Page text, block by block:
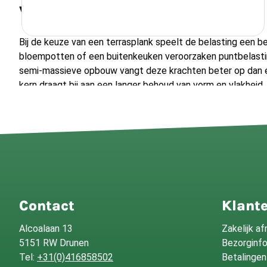
vlonderplank?
Bij de keuze van een terrasplank speelt de belasting een
bloempotten of een buitenkeuken veroorzaken
semi-massieve opbouw vangt deze krachten beter op dan
kern draagt bij aan een langer behoud van vorm en
Is een composiet vlonderplank
periodiek onderhoud in de vorm van schuren of oliën om
nature bestand is tegen vocht, schimmel en verkleuring.
minimale zorg en een constante kleur, is composiet vaak
beurt een authentiek karakter dat sommigen bewust
Contact
Alcoalaan 13
5151 RW Drunen
Tel: +31(0)416858502
Zakelijk
Bezorginfo
Betalingen